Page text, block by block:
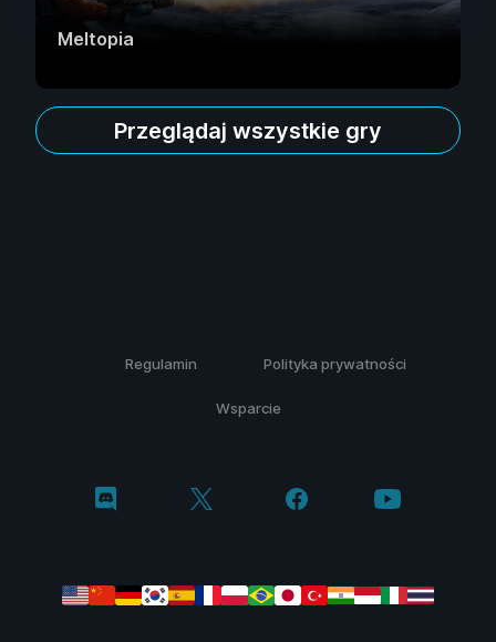
Meltopia
Przeglądaj wszystkie gry
Regulamin Polityka prywatności
Wsparcie